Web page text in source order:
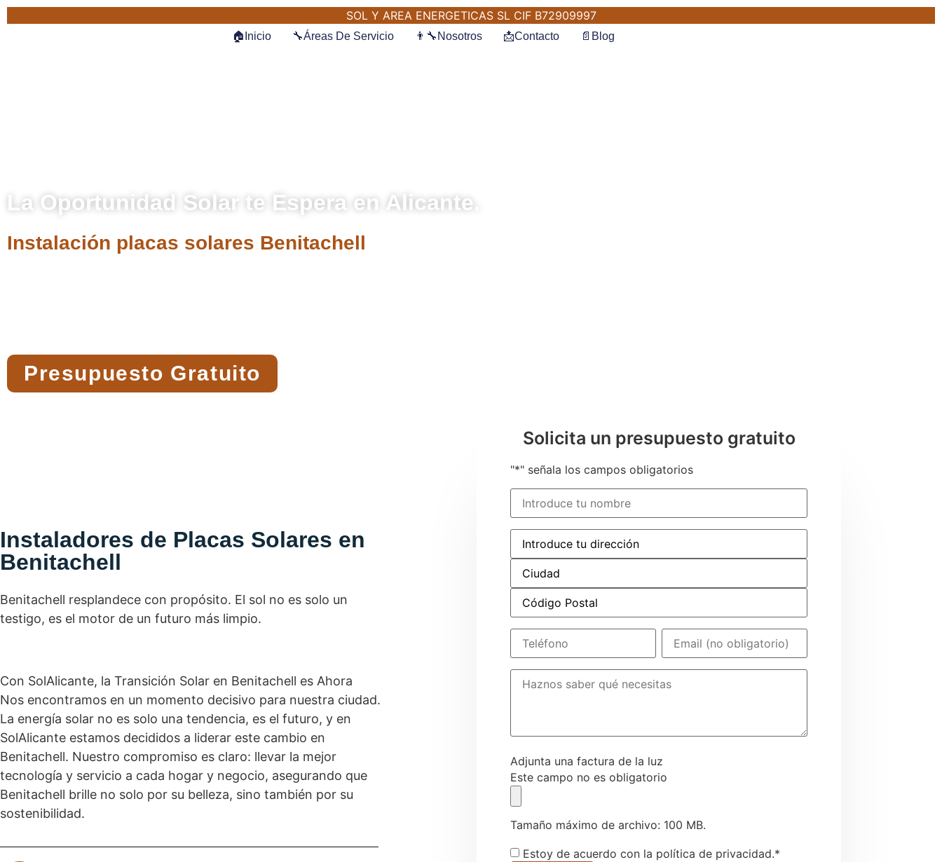
SOL Y AREA ENERGETICAS SL CIF B72909997
🏠Inicio 🔧Áreas De Servicio 👨‍🔧Nosotros 📩Contacto 📄Blog
La Oportunidad Solar te Espera en Alicante.
Instalación placas solares Benitachell
Presupuesto Gratuito
Instaladores de Placas Solares en
Benitachell
Benitachell resplandece con propósito. El sol no es solo un
testigo, es el motor de un futuro más limpio.
Con SolAlicante, la Transición Solar en Benitachell es Ahora
Nos encontramos en un momento decisivo para nuestra ciudad.
La energía solar no es solo una tendencia, es el futuro, y en
SolAlicante estamos decididos a liderar este cambio en
Benitachell. Nuestro compromiso es claro: llevar la mejor
tecnología y servicio a cada hogar y negocio, asegurando que
Benitachell brille no solo por su belleza, sino también por su
sostenibilidad.
Solicita un presupuesto gratuito
"*" señala los campos obligatorios
Nombre*
Dirección
Teléfono* Email
Comentarios
Adjunta una factura de la luz
Este campo no es obligatorio
Tamaño máximo de archivo: 100 MB.
Consentimiento*
Estoy de acuerdo con la política de privacidad.*